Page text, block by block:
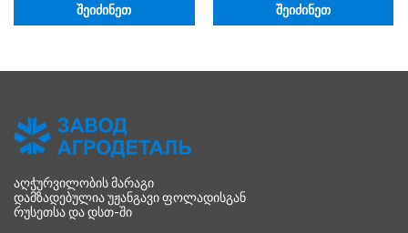
შეიძინეთ შეიძინეთ
ᲐᲦᲭᲣᲠᲕᲘᲚᲝᲑᲘᲡ ᲛᲐᲠᲐᲒᲘ
ᲓᲐᲛᲖᲐᲓᲔᲑᲣᲚᲘᲐ ᲣᲟᲐᲜᲒᲐᲕᲘ ᲤᲝᲚᲐᲓᲘᲡᲒᲐᲜ
ᲠᲣᲡᲔᲗᲡᲐ ᲓᲐ ᲓᲡᲗ-ᲨᲘ